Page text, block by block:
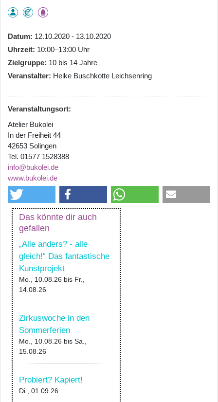
Datum 12.10.2020 - 13.10.2020
Uhrzeit 10:00–13:00 Uhr
Zielgruppe 10 bis 14 Jahre
Veranstalter Heike Buschkotte Leichsenring
Veranstaltungsort:
Atelier Bukolei
In der Freiheit 44
42653 Solingen
Tel. 01577 1528388
info@bukolei.de
www.bukolei.de
Das könnte dir auch
gefallen
„Alle anders? - alle
gleich!“ Das fantastische
Kunstprojekt
Mo., 10.08.26 bis Fr.,
14.08.26
Zirkuswoche in den
Sommerferien
Mo., 10.08.26 bis Sa.,
15.08.26
Probiert? Kapiert!
Di., 01.09.26